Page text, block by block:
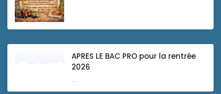
APRES LE BAC PRO pour la rentrée
2026
...